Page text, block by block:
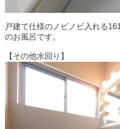
戸建て仕様のノビノビ入れる
のお風呂です。
【その他水回り】